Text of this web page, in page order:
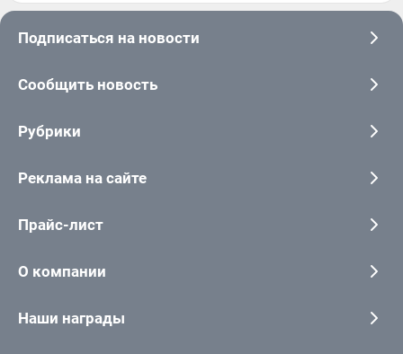
Подписаться на новости
Сообщить новость
Рубрики
Реклама на сайте
Прайс-лист
О компании
Наши награды